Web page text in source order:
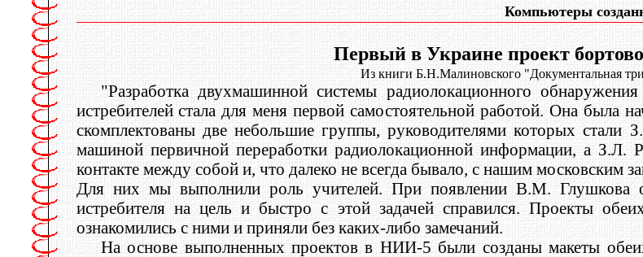
Компьютеры
Первый в Украине проект
Из книги Б.Н.Малиновского "Документальная
"Разработка двухмашинной системы радиолокационного
истребителей стала для меня первой самостоятельной работой. Она
скомплектованы две небольшие группы, руководителями которых
машиной первичной переработки радиолокационной информации, а З.Л.
контакте между собой и, что далеко не всегда бывало, с нашим
Для них мы выполнили роль учителей. При появлении В.М. Глушкова
истребителя на цель и быстро с этой задачей справился. Проекты
ознакомились с ними и приняли без каких-либо замечаний.
На основе выполненных проектов в НИИ-5 были созданы макеты